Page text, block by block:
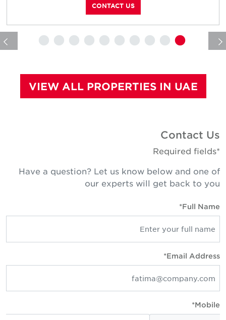
CONTACT US
VIEW ALL PROPERTIES IN UAE
Contact Us
Have a question? Let us know below and one of
our experts will get back to you
Full Name*
Email Address*
Mobile*